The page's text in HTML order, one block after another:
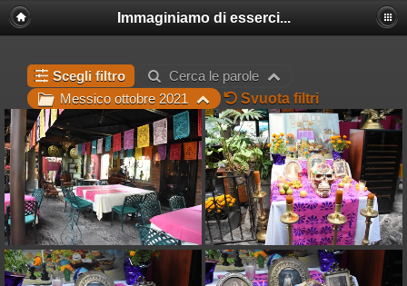
Immaginiamo di esserci...
Scegli filtro
Cerca le parole
Messico ottobre 2021
Svuota filtri